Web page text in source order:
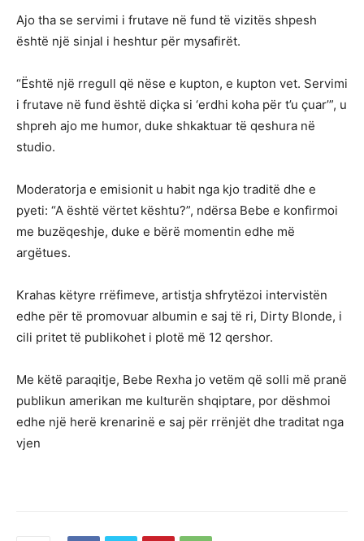
Ajo tha se servimi i frutave në fund të vizitës shpesh
është një sinjal i heshtur për mysafirët.
“Është një rregull që nëse e kupton, e kupton vet. Servimi
i frutave në fund është diçka si ‘erdhi koha për t’u çuar’”, u
shpreh ajo me humor, duke shkaktuar të qeshura në
studio.
Moderatorja e emisionit u habit nga kjo traditë dhe e
pyeti: “A është vërtet kështu?”, ndërsa Bebe e konfirmoi
me buzëqeshje, duke e bërë momentin edhe më
argëtues.
Krahas këtyre rrëfimeve, artistja shfrytëzoi intervistën
edhe për të promovuar albumin e saj të ri, Dirty Blonde, i
cili pritet të publikohet i plotë më 12 qershor.
Me këtë paraqitje, Bebe Rexha jo vetëm që solli më pranë
publikun amerikan me kulturën shqiptare, por dëshmoi
edhe një herë krenarinë e saj për rrënjët dhe traditat nga
vjen